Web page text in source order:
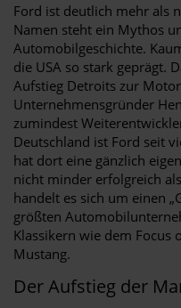
Ford ist deutlich mehr als
Namen steht ein Mythos
Automobilgeschichte.
die USA so stark geprägt.
Aufstieg Detroits zur
Unternehmensgründer
zumindest
Deutschland ist Ford seit
hat dort eine gänzlich
nicht minder erfolgreich
handelt es sich um einen
größten
Klassikern wie dem Focus
Mustang.
Der Aufstieg der